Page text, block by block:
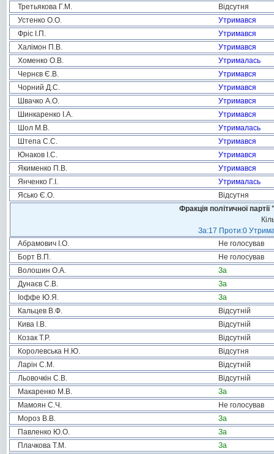
Третьякова Г.М.
Відсутня
Устенко О.О.
Утримався
Фріс І.П.
Утримався
Халімон П.В.
Утримався
Хоменко О.В.
Утрималась
Чернєв Є.В.
Утримався
Чорний Д.С.
Утримався
Швачко А.О.
Утримався
Шинкаренко І.А.
Утримався
Шол М.В.
Утрималась
Штепа С.С.
Утримався
Юнаков І.С.
Утримався
Якименко П.В.
Утримався
Янченко Г.І.
Утрималась
Ясько Є.О.
Відсутня
Фракція політичної
За:17 Проти:0
Абрамович І.О.
Не голосував
Борт В.П.
Не голосував
Волошин О.А.
За
Дунаєв С.В.
За
Іоффе Ю.Я.
За
Кальцев В.Ф.
Відсутній
Кива І.В.
Відсутній
Козак Т.Р.
Відсутній
Королевська Н.Ю.
Відсутня
Ларін С.М.
Відсутній
Льовочкін С.В.
Відсутній
Макаренко М.В.
За
Мамоян С.Ч.
Не голосував
Мороз В.В.
За
Павленко Ю.О.
За
Плачкова Т.М.
За